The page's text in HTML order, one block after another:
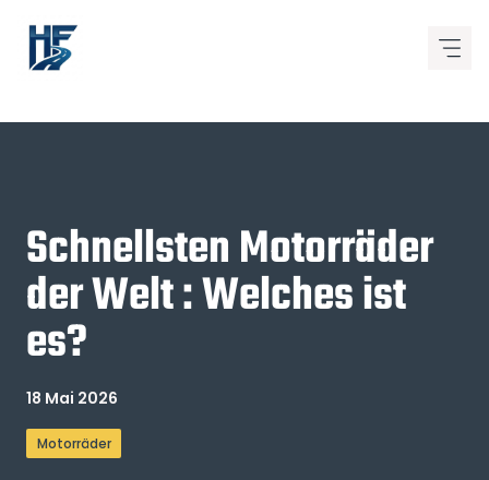
Inhalt
springen
Schnellsten Motorräder
der Welt : Welches ist
es?
18 Mai 2026
Motorräder